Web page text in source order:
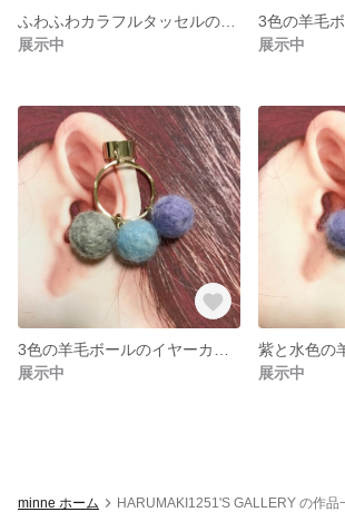
展示中
展示中
展示中
展示中
minne ホーム HARUMAKI1251'S GALLERY の作品